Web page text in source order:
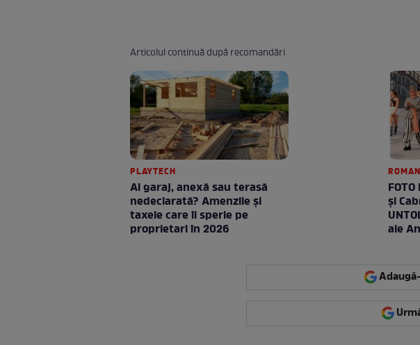
Articolul continuă după recomandări
PLAYTECH
Ai garaj, anexă sau terasă
nedeclarată? Amenzile și
taxele care îi sperie pe
proprietari în 2026
şi
ale